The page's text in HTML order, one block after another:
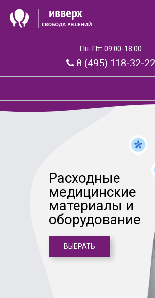
Пн-Пт: 09:00-18:00
8 (495) 118-32-22
Расходные
медицинские
материалы и
оборудование
ВЫБРАТЬ